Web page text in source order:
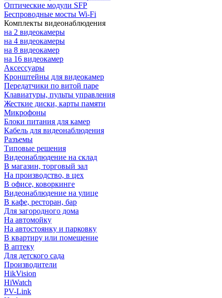
Оптические модули SFP
Беспроводные мосты Wi-Fi
Комплекты видеонаблюдения
на 2 видеокамеры
на 4 видеокамеры
на 8 видеокамер
на 16 видеокамер
Аксессуары
Кронштейны для видеокамер
Передатчики по витой паре
Клавиатуры, пульты управления
Жесткие диски, карты памяти
Микрофоны
Блоки питания для камер
Кабель для видеонаблюдения
Разъемы
Типовые решения
Видеонаблюдение на склад
В магазин, торговый зал
На производство, в цех
В офисе, коворкинге
Видеонаблюдение на улице
В кафе, ресторан, бар
Для загородного дома
На автомойку
На автостоянку и парковку
В квартиру или помещение
В аптеку
Для детского сада
Производители
HikVision
HiWatch
PV-Link